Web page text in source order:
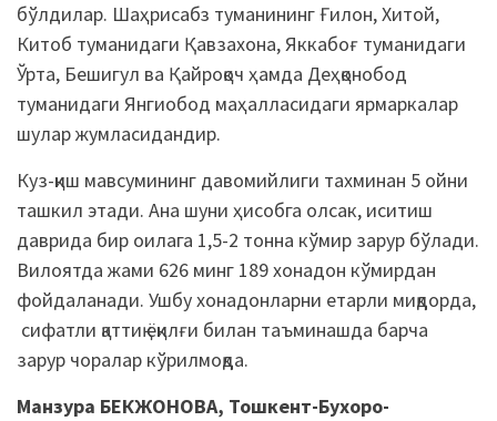
бўлдилар. Шаҳрисабз туманининг Ғилон, Хитой,
Китоб туманидаги Қавзахона, Яккабоғ туманидаги
Ўрта, Бешигул ва Қайроқоч ҳамда Деҳқонобод
туманидаги Янгиобод маҳалласидаги ярмаркалар
шулар жумласидандир.
Куз-қиш мавсумининг давомийлиги тахминан 5 ойни
ташкил этади. Ана шуни ҳисобга олсак, иситиш
даврида бир оилага 1,5-2 тонна кўмир зарур бўлади.
Вилоятда жами 626 минг 189 хонадон кўмирдан
фойдаланади. Ушбу хонадонларни етарли миқдорда,
сифатли қаттиқ ёқилғи билан таъминашда барча
зарур чоралар кўрилмоқда.
Манзура БЕКЖОНОВА, Тошкент-Бухоро-